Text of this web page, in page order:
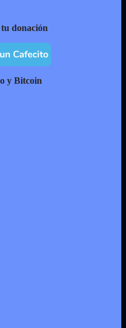
donación
y Bitcoin